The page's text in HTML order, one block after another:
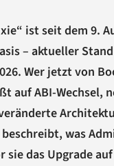
ist seit dem 9.
– aktueller
Wer jetzt von
auf ABI-Wechsel,
was
sie das Upgrade